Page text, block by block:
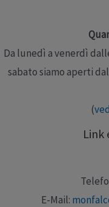
Da lunedì a venerdì
sabato siamo aperti
(
Link
E-Mail: